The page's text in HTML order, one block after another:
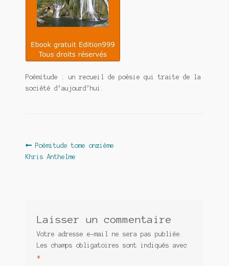
De(s)tracteur réduit au silence
Enlèvement rêvé
Entre père et fils
Il fallait me laisser mourir
Les boules du Père Noël
Meurtre en alternance
Meurtre sous couverture
Poémitude : un recueil de poésie qui traite de la
société d’aujourd’hui.
Navigation
de
Article
précédent :
Poémitude tome onzième
Khris Anthelme
Laisser un commentaire
Votre adresse e-mail ne sera pas publiée.
Les champs obligatoires sont indiqués avec
*